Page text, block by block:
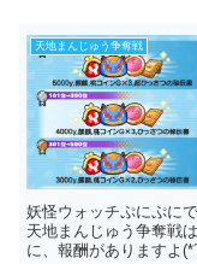
天地まんじゅう争奪戦
妖怪ウォッチぷにぷに
天地まんじゅう争奪戦
に、報酬がありますよ